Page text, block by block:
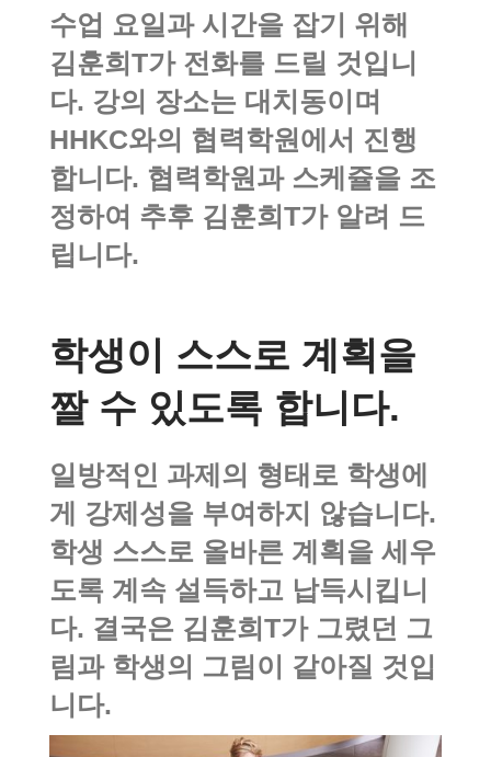
수업 요일과 시간을 잡기 위해
김훈희T가 전화를 드릴 것입니
다. 강의 장소는 대치동이며
HHKC와의 협력학원에서 진행
합니다. 협력학원과 스케쥴을 조
정하여 추후 김훈희T가 알려 드
립니다.
학생이 스스로 계획을
짤 수 있도록 합니다.
일방적인 과제의 형태로 학생에
게 강제성을 부여하지 않습니다.
학생 스스로 올바른 계획을 세우
도록 계속 설득하고 납득시킵니
다. 결국은 김훈희T가 그렸던 그
림과 학생의 그림이 같아질 것입
니다.